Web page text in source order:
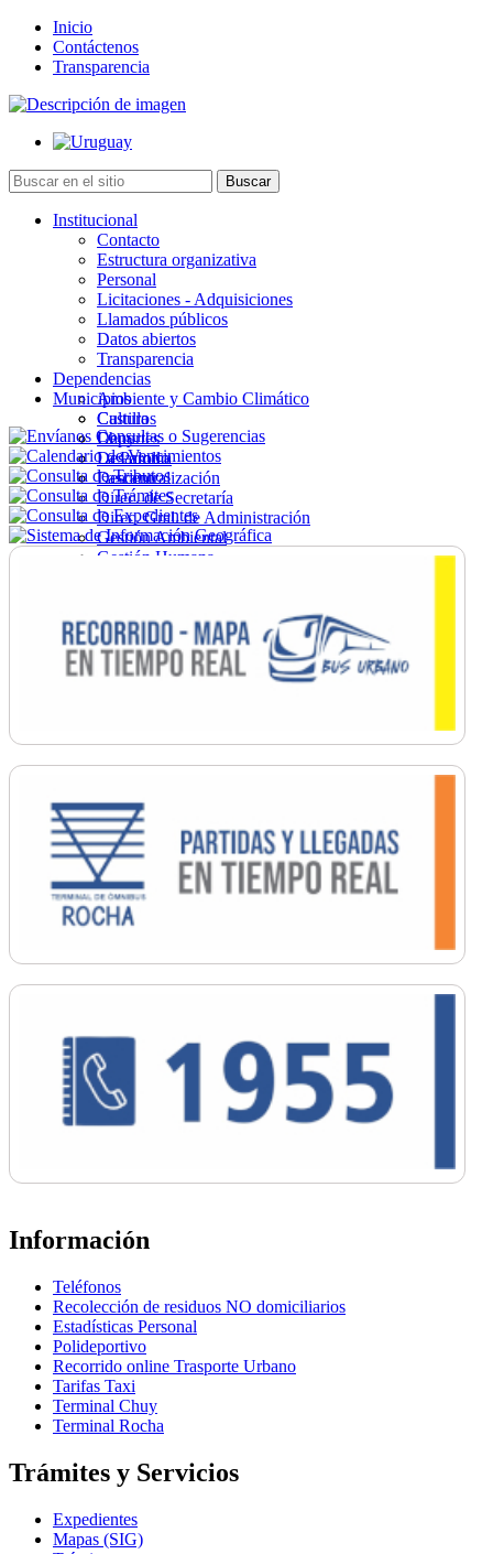
Inicio
Contáctenos
Transparencia
Institucional
Contacto
Estructura organizativa
Personal
Licitaciones - Adquisiciones
Llamados públicos
Datos abiertos
Transparencia
Dependencias
Ambiente y Cambio Climático
Cultura
Deportes
Desarrollo
Descentralización
Direc. de Secretaría
Direc. Gral. de Administración
Gestión Ambiental
Gestión Humana
Ordenamiento
Promoción Social
Salud
Secretaría General
Municipios
Castillos
Chuy
La Paloma
Lascano
Información
Teléfonos
Recolección de residuos NO domiciliarios
Estadísticas Personal
Polideportivo
Recorrido online Trasporte Urbano
Tarifas Taxi
Terminal Chuy
Terminal Rocha
Trámites y Servicios
Expedientes
Mapas (SIG)